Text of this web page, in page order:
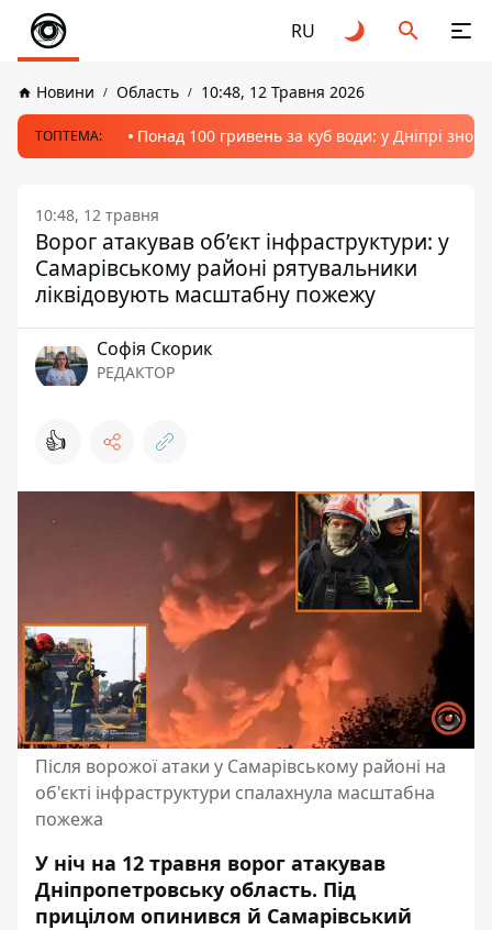
RU
Новини Область 10:48, 12 Травня 2026
ТОПТЕМА: Понад 100 гривень за куб води: у Дніпрі
10:48, 12 травня
Ворог атакував об’єкт інфраструктури: у
Самарівському районі рятувальники
ліквідовують масштабну пожежу
Софія Скорик
РЕДАКТОР
👍
Після ворожої атаки у Самарівському районі на
об'єкті інфраструктури спалахнула масштабна
пожежа
У ніч на 12 травня ворог атакував
Дніпропетровську область. Під
прицілом опинився й Самарівський